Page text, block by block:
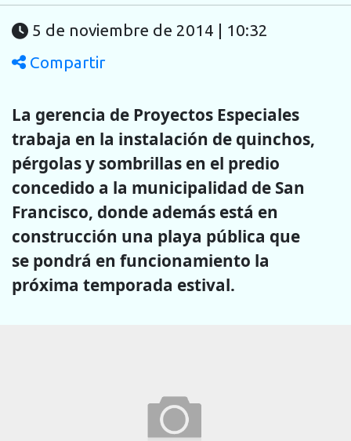
5 de noviembre de 2014 | 10:32
Compartir
La gerencia de Proyectos Especiales
trabaja en la instalación de quinchos,
pérgolas y sombrillas en el predio
concedido a la municipalidad de San
Francisco, donde además está en
construcción una playa pública que
se pondrá en funcionamiento la
próxima temporada estival.